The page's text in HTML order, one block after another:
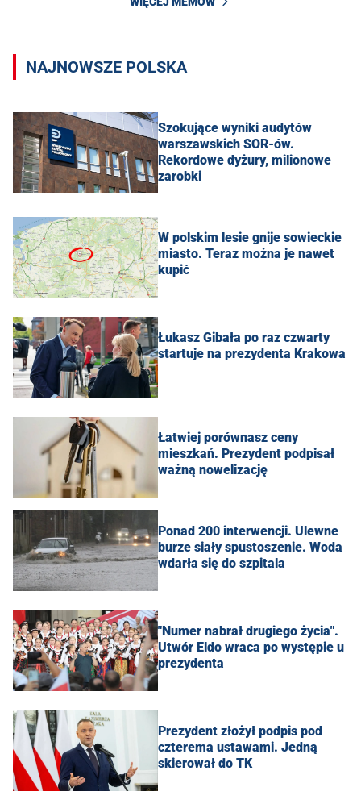
NAJNOWSZE POLSKA
Szokujące wyniki audytów
warszawskich SOR-ów.
Rekordowe dyżury, milionowe
zarobki
W polskim lesie gnije sowieckie
miasto. Teraz można je nawet
kupić
Łukasz Gibała po raz czwarty
startuje na prezydenta Krakowa
Łatwiej porównasz ceny
mieszkań. Prezydent podpisał
ważną nowelizację
Ponad 200 interwencji. Ulewne
burze siały spustoszenie. Woda
wdarła się do szpitala
"Numer nabrał drugiego życia".
Utwór Eldo wraca po występie u
prezydenta
Prezydent złożył podpis pod
czterema ustawami. Jedną
skierował do TK